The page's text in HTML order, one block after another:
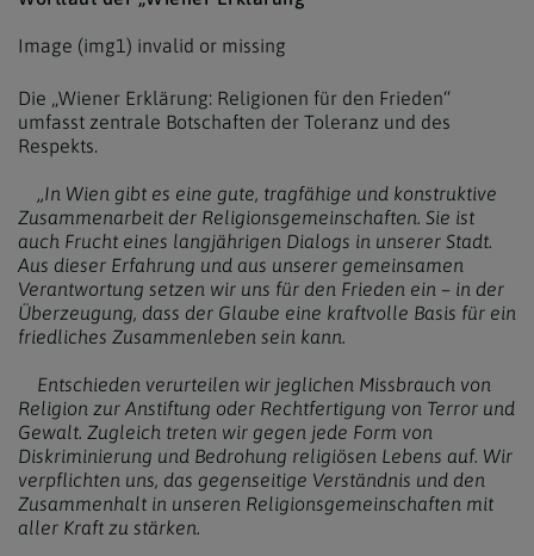
Image (img1) invalid or missing
Die „Wiener Erklärung: Religionen für den Frieden“
umfasst zentrale Botschaften der Toleranz und des
Respekts.
„In Wien gibt es eine gute, tragfähige und konstruktive
Zusammenarbeit der Religionsgemeinschaften. Sie ist
auch Frucht eines langjährigen Dialogs in unserer Stadt.
Aus dieser Erfahrung und aus unserer gemeinsamen
Verantwortung setzen wir uns für den Frieden ein – in der
Überzeugung, dass der Glaube eine kraftvolle Basis für ein
friedliches Zusammenleben sein kann.
Entschieden verurteilen wir jeglichen Missbrauch von
Religion zur Anstiftung oder Rechtfertigung von Terror und
Gewalt. Zugleich treten wir gegen jede Form von
Diskriminierung und Bedrohung religiösen Lebens auf. Wir
verpflichten uns, das gegenseitige Verständnis und den
Zusammenhalt in unseren Religionsgemeinschaften mit
aller Kraft zu stärken.